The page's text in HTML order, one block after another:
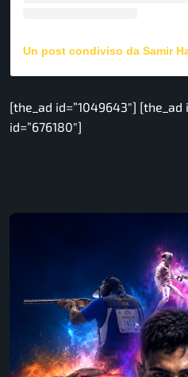
[the_ad id=”1049643″] [the_ad
id=”676180″]